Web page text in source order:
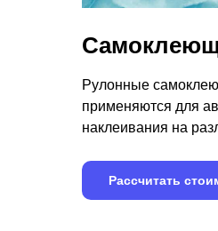
Рулонные
применяются для
наклеивания на
Рассчитать